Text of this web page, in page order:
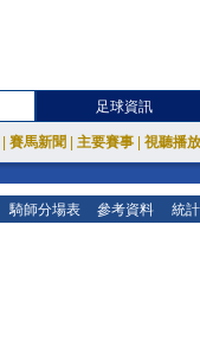
足球資訊
賽馬新聞 主要賽事 視聽播
騎師分場表 參考資料 統